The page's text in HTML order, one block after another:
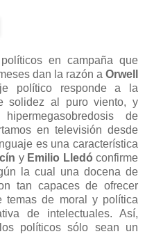
en campaña que
dan la razón a Orwell
político responde a la
solidez al puro viento, y
de
en televisión desde
es una característica
y Emilio Lledó confirme
la cual una docena de
tan capaces de ofrecer
temas de moral y política
de intelectuales. Así,
políticos sólo sean un